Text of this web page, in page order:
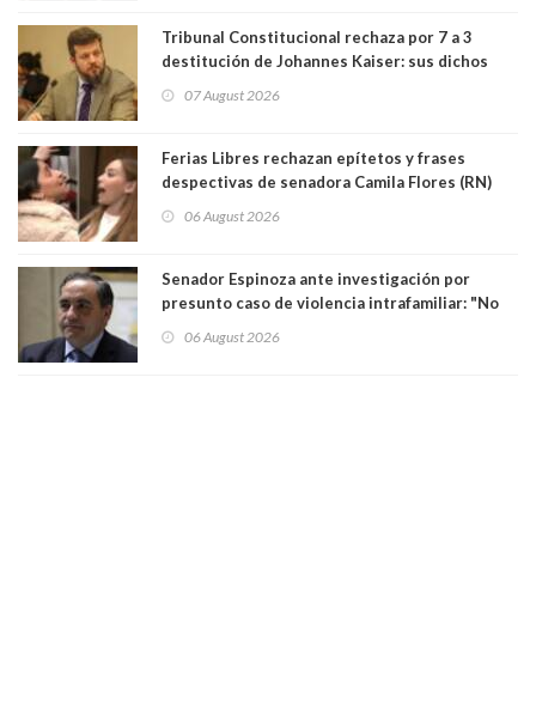
Tribunal Constitucional rechaza por 7 a 3
destitución de Johannes Kaiser: sus dichos
justicia constitucional porque no es diputado
07 August 2026
Ferias Libres rechazan epítetos y frases
despectivas de senadora Camila Flores (RN)
06 August 2026
Senador Espinoza ante investigación por
presunto caso de violencia intrafamiliar: "No
antecedentes a Tribunal Supremo
06 August 2026